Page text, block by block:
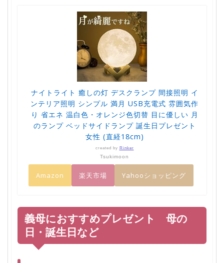
ナイトライト 癒しの灯 デスクランプ 間接照明 イ
ンテリア照明 シンプル 満月 USB充電式 雰囲気作
り 省エネ 温白色・オレンジ色切替 目に優しい 月
のランプ ベッドサイドランプ 誕生日プレゼント
女性 (直経18cm)
created by Rinker
Tsukimoon
Amazon 楽天市場 Yahooショッピング
義母におすすめプレゼント 母の
日・誕生日など